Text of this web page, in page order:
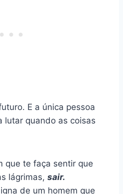
E a única pessoa
lutar quando as coisas
que te faça sentir que
lágrimas, sair.
de um homem que